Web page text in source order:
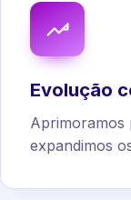
Evolução
Aprimoramos
expandimos